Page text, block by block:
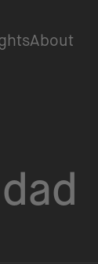
About